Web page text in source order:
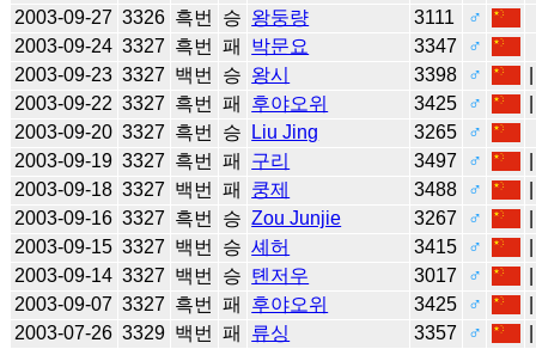
2003-09-27 3326 흑번 승 왕둥량 3111
♂
2003-09-24 3327 흑번 패 박문요 3347
♂
2003-09-23 3327 백번 승 왕시 3398 ♂
2003-09-22 3327 흑번 패 후야오위 3425 ♂
2003-09-20 3327 흑번 승 Liu Jing 3265
♂
2003-09-19 3327 흑번 패 구리 3497 ♂
2003-09-18 3327 백번 패 쿵제 3488 ♂
2003-09-16 3327 흑번 승 Zou Junjie 3267 ♂
2003-09-15 3327 백번 승 셰허 3415 ♂
2003-09-14 3327 백번 승 톈저우 3017 ♂
2003-09-07 3327 흑번 패 후야오위 3425 ♂
2003-07-26 3329 백번 패 류싱 3357 ♂